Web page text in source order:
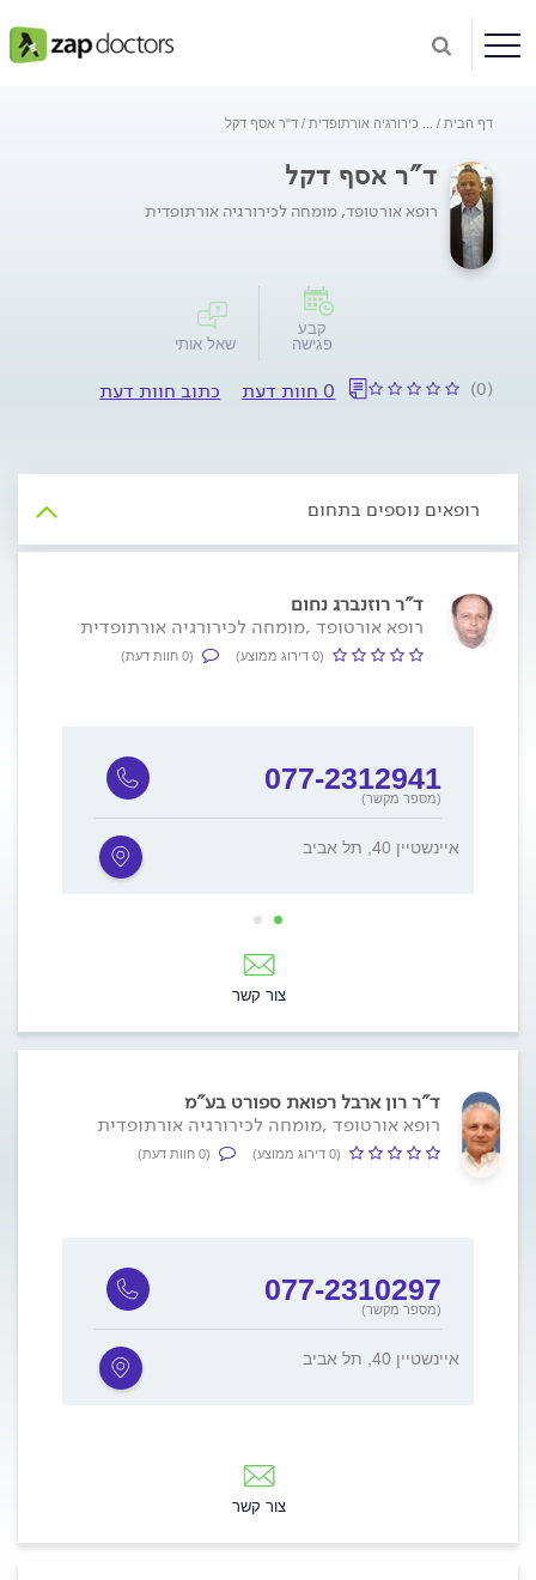
דף הבית כירורגיה אורתופדית ד"ר אסף דקל
ד"ר אסף דקל
רופא אורטופד, מומחה לכירורגיה אורתופדית
קבע
פגישה
שאל אותי
(0) 0 חוות דעת כתוב חוות דעת
רופאים נוספים בתחום
ד"ר רוזנברג נחום
רופא אורטופד ,מומחה לכירורגיה אורתופדית
(0 דירוג ממוצע) (0 חוות דעת)
077-2312941
(מספר מקשר)
איינשטיין 40, תל אביב
צור קשר
ד"ר רון ארבל רפואת ספורט בע"מ
רופא אורטופד ,מומחה לכירורגיה אורתופדית
(0 דירוג ממוצע) (0 חוות דעת)
077-2310297
(מספר מקשר)
איינשטיין 40, תל אביב
צור קשר